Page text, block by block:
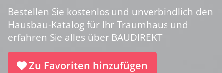
Bestellen Sie kostenlos und unverbindlich den
Hausbau-Katalog für Ihr Traumhaus und
erfahren Sie alles über BAUDIREKT
Zu Favoriten hinzufügen